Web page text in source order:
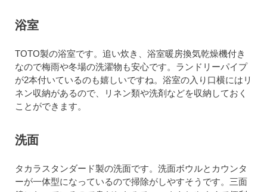
浴室
TOTO製の浴室です。追い炊き、浴室暖房換気乾燥機付き
なので梅雨や冬場の洗濯物も安心です。ランドリーパイプ
が2本付いているのも嬉しいですね。浴室の入り口横にはリ
ネン収納があるので、リネン類や洗剤などを収納しておく
ことができます。
洗面
タカラスタンダード製の洗面です。洗面ボウルとカウンタ
ーが一体型になっているので掃除がしやすそうです。三面